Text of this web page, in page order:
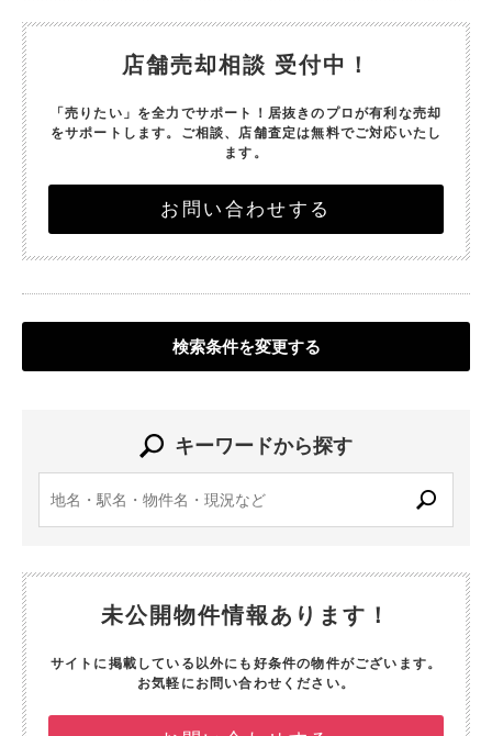
店舗売却相談 受付中！
「売りたい」を全力でサポート！ 居抜きのプロが有利な売却
をサポートします。 ご相談、店舗査定は無料でご対応いたし
ます。
お問い合わせする
検索条件を変更する
キーワードから探す
未公開物件情報あります！
サイトに掲載している以外にも好条件の物件がございます。
お気軽にお問い合わせください。